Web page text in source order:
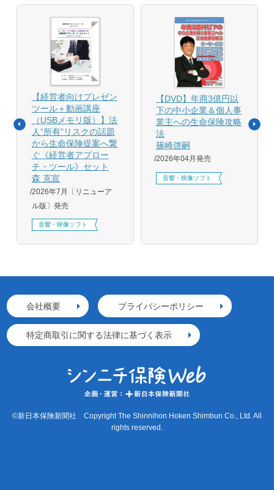
【経営者向けプレゼン
ツール＋動画講座
（USBメモリ版）】法
人“所有”リスクの話題
から生命保険提案へ繋
ぐ《経営者アプロー
チ・ツール》セット
森 克宣
2026年7月〔リニューア
ル版〕発売
音響・映像ソフト
【DVD】年商3億円以
下の中小企業＆個人事
業主への生命保険攻略
法
篠崎啓嗣
2026年04月発売
音響・映像ソフト
会社概要 プライバシーポリシー
特定商取引に関する法律に基づく表示
©新日本保険新聞社 Copyright The Shinnihon Hoken Shimbun Co., Ltd. All
rights reserved.